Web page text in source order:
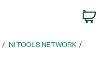
NI TOOLS NETWORK